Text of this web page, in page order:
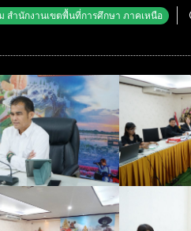
สำนักงานเขตพื้นที่การศึกษา ภาคเหนือ